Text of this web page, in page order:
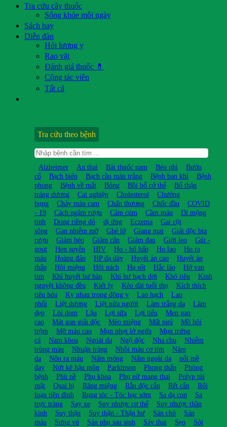
Tra cứu cây thuốc
Sống khỏe mỗi ngày
Sách hay
Diễn đàn
Hỏi lương y
Rao vặt
Đánh giá thuốc 💊
Cộng tác viên
Tất cả
Tra cứu theo bệnh
Alzheimer An thai Bài thuốc nam Béo phì
Bướu
cổ
Bạch biến Bạch cầu máu trắng Bệnh ban khỉ
Bệnh
phong
Bệnh về mắt Bỏng Bồi bổ cở thể
Bổ thận
tráng dương
Cai nghiện Cholesterol
Chướng
bụng
Chảy máu cam Chấn thương Chốc đầu
COVID
- 19
Cách ngâm rượu Cảm cúm Cầm máu
Di mộng
tinh
Dong riềng đỏ dị ứng Eczema
Gai cột
sống
Gan nhiễm mỡ Ghẻ lở Giang mai
Giải độc bia
rượu
Giảm béo Giảm cân Giảm đau Giời leo
Gút -
gout
Hen suyễn HIV Ho - hô hấp Ho lao
Ho ra
máu
Hoàng đản HP dạ dày Huyết áp cao
Huyết áp
thấp
Hôi miệng Hôi nách Hạ sốt Hắc lào
Hở van
tim
Khí huyết hư hàn Khí hư bạch đới Khó tiêu
Kinh
nguyệt không đều
Kiết lỵ Kéo dài tuổi thọ
Kích thích
tiêu hóa
Kỵ nhau trong đông y Lao hạch
Lao
phổi
Liệt dương Liệt nửa người Làm trắng da
Làm
đẹp
Lòi dom Lậu Lợi sữa Lợi tiểu
Men gan
cao
Mát gan giải độc Méo miệng Mất ngủ
Mồ hôi
trộm
Mỡ máu cao Mụn nhọt lở ngứa
Mụn trứng
cá
Nam khoa Ngoài da Ngộ độc Nha chu
Nhiễm
trùng máu
Nhuận tràng Nhồi máu cơ tim
Nám
da
Nôn ra máu Nấm móng Nấm ngoài da
nổi mề
đay
Nứt kẽ hậu môn Parkinson Phong thấp
Phòng
bệnh
Phù nề Phụ khoa Phụ nữ mang thai
Polyp túi
mật
Quai bị Răng miệng Rắn độc cắn Rết cắn
Rối
loạn tiền đình
Rụng tóc - Tóc bạc sớm Sa dạ con
Sa
trực tràng
Say xe Suy nhược cơ thể
Suy nhược thần
kinh
Suy thận Suy thận - Thận hư Sán chó
Sán
máu
Sưng vú Sản phụ sau sinh Sảy thai Sẹo
Sỏi